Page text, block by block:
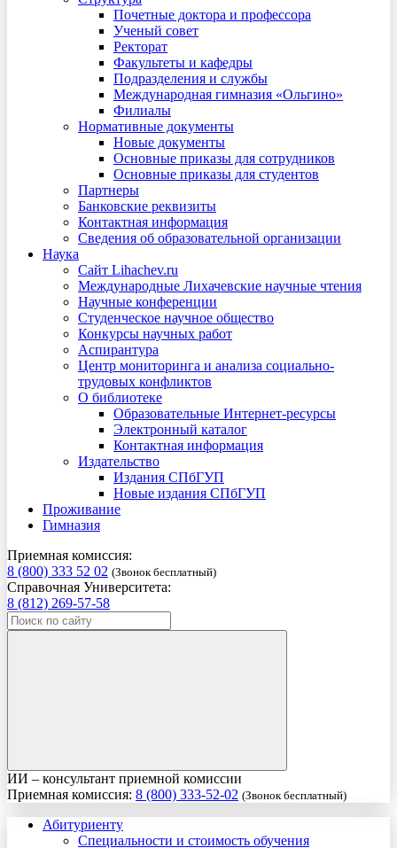
Почетные доктора и профессора
Ученый совет
Ректорат
Факультеты и кафедры
Подразделения и службы
Международная гимназия «Ольгино»
Филиалы
Нормативные документы
Новые документы
Основные приказы для сотрудников
Основные приказы для студентов
Партнеры
Банковские реквизиты
Контактная информация
Сведения об образовательной организации
Наука
Сайт Lihachev.ru
Международные Лихачевские научные чтения
Научные конференции
Студенческое научное общество
Конкурсы научных работ
Аспирантура
Центр мониторинга и анализа социально-
трудовых конфликтов
О библиотеке
Образовательные Интернет-ресурсы
Электронный каталог
Контактная информация
Издательство
Издания СПбГУП
Новые издания СПбГУП
Проживание
Гимназия
Приемная комиссия:
8 (800) 333 52 02 (Звонок бесплатный)
Справочная Университета:
8 (812) 269-57-58
ИИ – консультант приемной комиссии
Приемная комиссия: 8 (800) 333-52-02 (Звонок бесплатный)
Абитуриенту
Специальности и стоимость обучения